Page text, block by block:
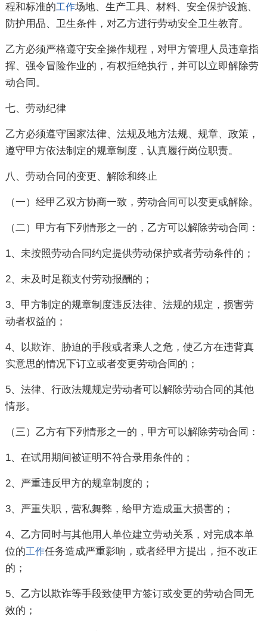
程和标准的工作场地、生产工具、材料、安全保护设施、
防护用品、卫生条件，对乙方进行劳动安全卫生教育。
乙方必须严格遵守安全操作规程，对甲方管理人员违章指
挥、强令冒险作业的，有权拒绝执行，并可以立即解除劳
动合同。
七、劳动纪律
乙方必须遵守国家法律、法规及地方法规、规章、政策，
遵守甲方依法制定的规章制度，认真履行岗位职责。
八、劳动合同的变更、解除和终止
（一）经甲乙双方协商一致，劳动合同可以变更或解除。
（二）甲方有下列情形之一的，乙方可以解除劳动合同：
1、未按照劳动合同约定提供劳动保护或者劳动条件的；
2、未及时足额支付劳动报酬的；
3、甲方制定的规章制度违反法律、法规的规定，损害劳
动者权益的；
4、以欺诈、胁迫的手段或者乘人之危，使乙方在违背真
实意思的情况下订立或者变更劳动合同的；
5、法律、行政法规规定劳动者可以解除劳动合同的其他
情形。
（三）乙方有下列情形之一的，甲方可以解除劳动合同：
1、在试用期间被证明不符合录用条件的；
2、严重违反甲方的规章制度的；
3、严重失职，营私舞弊，给甲方造成重大损害的；
4、乙方同时与其他用人单位建立劳动关系，对完成本单
位的工作任务造成严重影响，或者经甲方提出，拒不改正
的；
5、乙方以欺诈等手段致使甲方签订或变更的劳动合同无
效的；